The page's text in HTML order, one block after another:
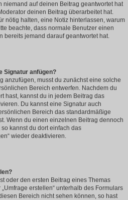
niemand auf deinen Beitrag geantwortet hat
deinen Beitrag überarbeitet hat.
nötig halten, eine Notiz hinterlassen, warum
beachte, dass normale Benutzer einen
bereits jemand darauf geantwortet hat.
Signatur anfügen?
anzufügen, musst du zunächst eine solche
Bereich entwerfen. Nachdem du
hast, kannst du in jedem Beitrag das
Du kannst eine Signatur auch
Bereich das standardmäßige
Wenn du einen einzelnen Beitrag dennoch
kannst du dort einfach das
wieder deaktivieren.
oder den ersten Beitrag eines Themas
erstellen“ unterhalb des Formulars
Bereich nicht sehen können, so hast